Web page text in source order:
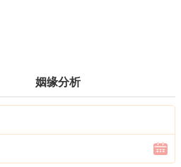
姻缘分析